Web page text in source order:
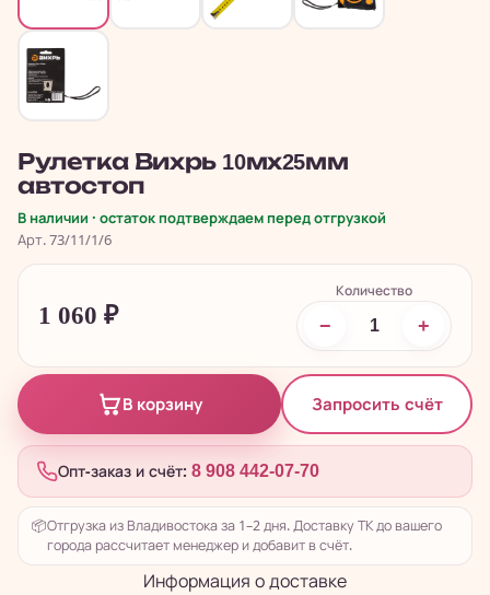
Рулетка Вихрь 10мх25мм
автостоп
В наличии · остаток подтверждаем перед отгрузкой
Арт. 73/11/1/6
1 060 ₽
Количество
− +
В корзину Запросить счёт
Опт-заказ и счёт: 8 908 442-07-70
📦Отгрузка из Владивостока за 1–2 дня. Доставку ТК до вашего
города рассчитает менеджер и добавит в счёт.
Информация о доставке